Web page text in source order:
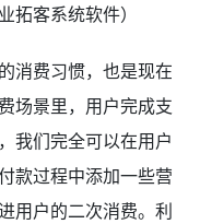
拓客系统软件）
消费习惯，也是现在
场景里，用户完成支
我们完全可以在用户
款过程中添加一些营
用户的二次消费。利